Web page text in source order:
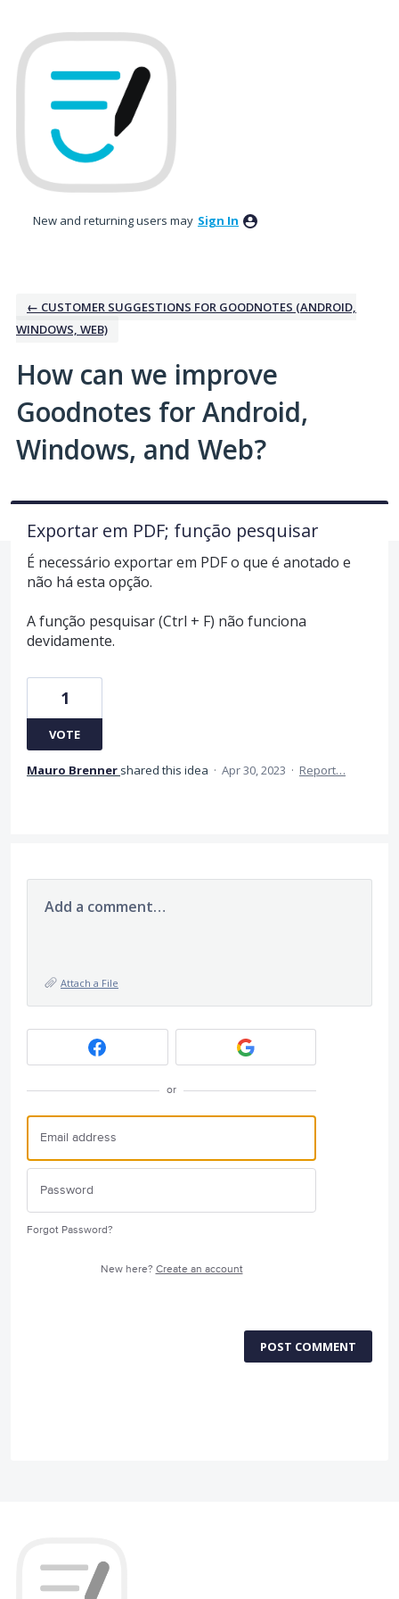
to
content
New and returning users may Sign In
← CUSTOMER SUGGESTIONS FOR GOODNOTES (ANDROID,
WINDOWS, WEB)
How can we improve
Goodnotes for Android,
Windows, and Web?
Exportar em PDF; função pesquisar
É necessário exportar em PDF o que é anotado e
não há esta opção.
A função pesquisar (Ctrl + F) não funciona
devidamente.
1
VOTE
Mauro Brenner shared this idea · Apr 30, 2023 · Report…
Add a comment…
Attach a File
or
Forgot Password?
New here? Create an account
POST COMMENT